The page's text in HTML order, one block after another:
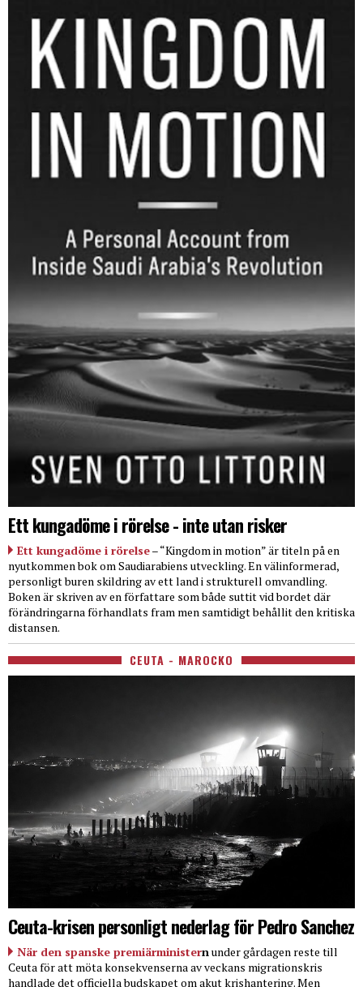
Ett kungadöme i rörelse - inte utan risker
Ett kungadöme i rörelse– “Kingdom in motion” är titeln på en
nyutkommen bok om Saudiarabiens utveckling. En välinformerad,
personligt buren skildring av ett land i strukturell omvandling.
Boken är skriven av en författare som både suttit vid bordet där
förändringarna förhandlats fram men samtidigt behållit den kritiska
distansen.
CEUTA - MAROCKO
Ceuta-krisen personligt nederlag för Pedro Sanchez
När den spanske premiärministernunder gårdagen reste till
Ceuta för att möta konsekvenserna av veckans migrationskris
handlade det officiella budskapet om akut krishantering. Men